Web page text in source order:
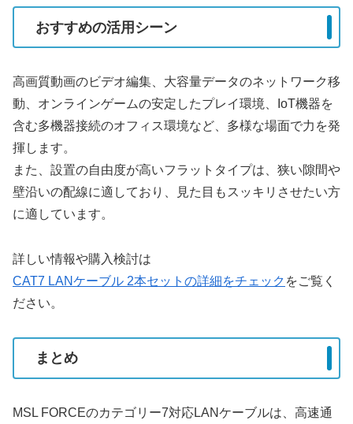
おすすめの活用シーン
高画質動画のビデオ編集、大容量データのネットワーク移
動、オンラインゲームの安定したプレイ環境、IoT機器を
含む多機器接続のオフィス環境など、多様な場面で力を発
揮します。
また、設置の自由度が高いフラットタイプは、狭い隙間や
壁沿いの配線に適しており、見た目もスッキリさせたい方
に適しています。
詳しい情報や購入検討は
CAT7 LANケーブル 2本セットの詳細をチェック をご覧く
ださい。
まとめ
MSL FORCEのカテゴリー7対応LANケーブルは、高速通